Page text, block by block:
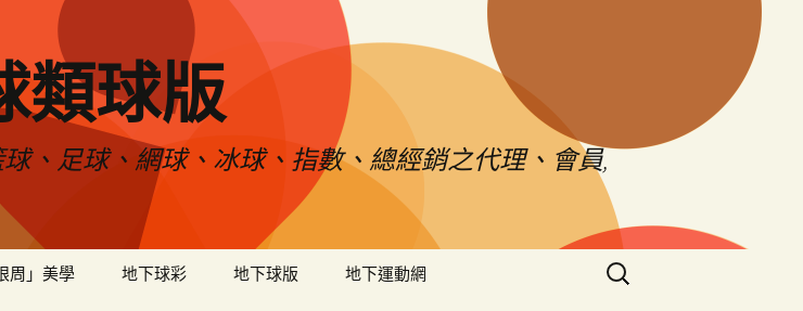
類球版
、足球、網球、冰球、指數、總經銷之代理、會員,
周」美學 地下球彩 地下球版 地下運動網
搜
尋